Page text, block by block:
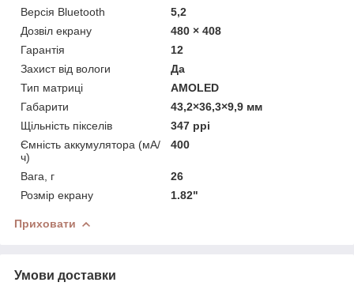
Версія Bluetooth
5,2
Дозвіл екрану
480 × 408
Гарантія
12
Захист від вологи
Да
Тип матриці
AMOLED
Габарити
43,2×36,3×9,9 мм
Щільність пікселів
347 ppi
Ємність аккумулятора (мА/
ч)
400
Вага, г
26
Розмір екрану
1.82"
Приховати
Умови доставки